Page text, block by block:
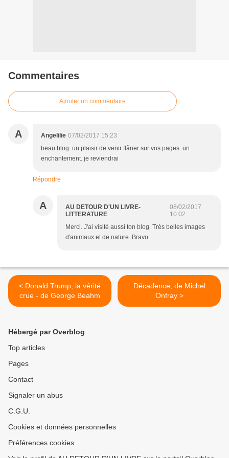
Commentaires
Ajouter un commentaire
A Angelilie 07/02/2017 15:23
beau blog. un plaisir de venir flâner sur vos pages. un
enchantement. je reviendrai
Répondre
A
AU DETOUR D'UN LIVRE-
LITTERATURE
08/02/2017
10:02
Merci. J'ai visité aussi ton blog. Très belles images
d'animaux et de nature. Bravo
< Donald Trump, la vérité
crue - de George Beahm
Décadence, de Michel
Onfray >
Hébergé par Overblog
Top articles
Pages
Contact
Signaler un abus
C.G.U.
Cookies et données personnelles
Préférences cookies